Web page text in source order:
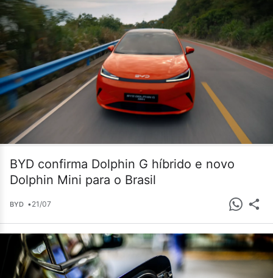
BYD confirma Dolphin G híbrido e novo
Dolphin Mini para o Brasil
BYD •21/07